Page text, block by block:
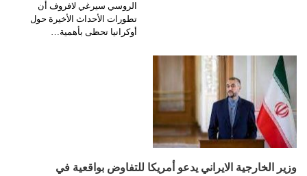
الروسي سيرغي لافروف أن
تطورات الأحداث الأخيرة حول
أوكرانيا تحظى بأهمية…
وزير الخارجية الايراني يدعو أمريكا للتفاوض بواقعية في